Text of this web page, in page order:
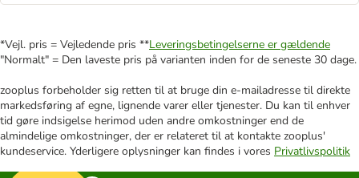
*Vejl. pris = Vejledende pris **Leveringsbetingelserne er gældende
"Normalt" = Den laveste pris på varianten inden for de seneste 30 dage.
zooplus forbeholder sig retten til at bruge din e-mailadresse til direkte
markedsføring af egne, lignende varer eller tjenester. Du kan til enhver
tid gøre indsigelse herimod uden andre omkostninger end de
almindelige omkostninger, der er relateret til at kontakte zooplus'
kundeservice. Yderligere oplysninger kan findes i vores Privatlivspolitik